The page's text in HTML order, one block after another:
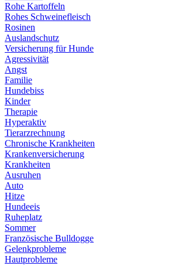
Rohe Kartoffeln
Rohes Schweinefleisch
Rosinen
Auslandschutz
Versicherung für Hunde
Agressivität
Angst
Familie
Hundebiss
Kinder
Therapie
Hyperaktiv
Tierarzrechnung
Chronische Krankheiten
Krankenversicherung
Krankheiten
Ausruhen
Auto
Hitze
Hundeeis
Ruheplatz
Sommer
Französische Bulldogge
Gelenkprobleme
Hautprobleme